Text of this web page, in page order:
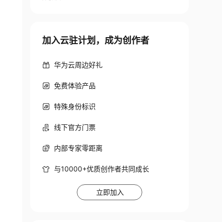
加入云驻计划，成为创作者
华为云周边好礼
免费体验产品
特殊身份标识
线下官方门票
内部专家零距离
与10000+优质创作者共同成长
立即加入